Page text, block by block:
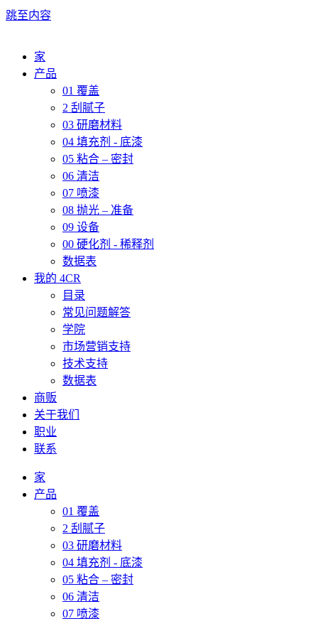
跳至内容
家
产品
01 覆盖
2 刮腻子
03 研磨材料
04 填充剂 - 底漆
05 粘合 – 密封
06 清洁
07 喷漆
08 抛光 – 准备
09 设备
00 硬化剂 - 稀释剂
数据表
我的 4CR
目录
常见问题解答
学院
市场营销支持
技术支持
数据表
商贩
关于我们
职业
联系
家
产品
01 覆盖
2 刮腻子
03 研磨材料
04 填充剂 - 底漆
05 粘合 – 密封
06 清洁
07 喷漆